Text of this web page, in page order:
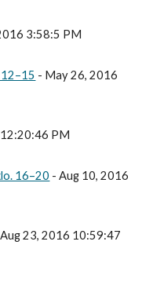
3:58:5 PM
- May 26, 2016
PM
16–20 - Aug 10, 2016
23, 2016 10:59:47